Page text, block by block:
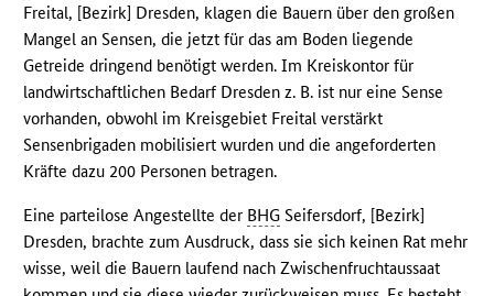
Freital, [Bezirk] Dresden, klagen die Bauern über den großen
Mangel an Sensen, die jetzt für das am Boden liegende
Getreide dringend benötigt werden. Im Kreiskontor für
landwirtschaftlichen Bedarf Dresden z. B. ist nur eine Sense
vorhanden, obwohl im Kreisgebiet Freital verstärkt
Sensenbrigaden mobilisiert wurden und die angeforderten
Kräfte dazu 200 Personen betragen.
Eine parteilose Angestellte der BHG Seifersdorf, [Bezirk]
Dresden, brachte zum Ausdruck, dass sie sich keinen Rat mehr
wisse, weil die Bauern laufend nach Zwischenfruchtaussaat